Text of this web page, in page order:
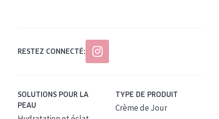
RESTEZ CONNECTÉ:
SOLUTIONS POUR LA
PEAU
TYPE DE PRODUIT
Crème de Jour